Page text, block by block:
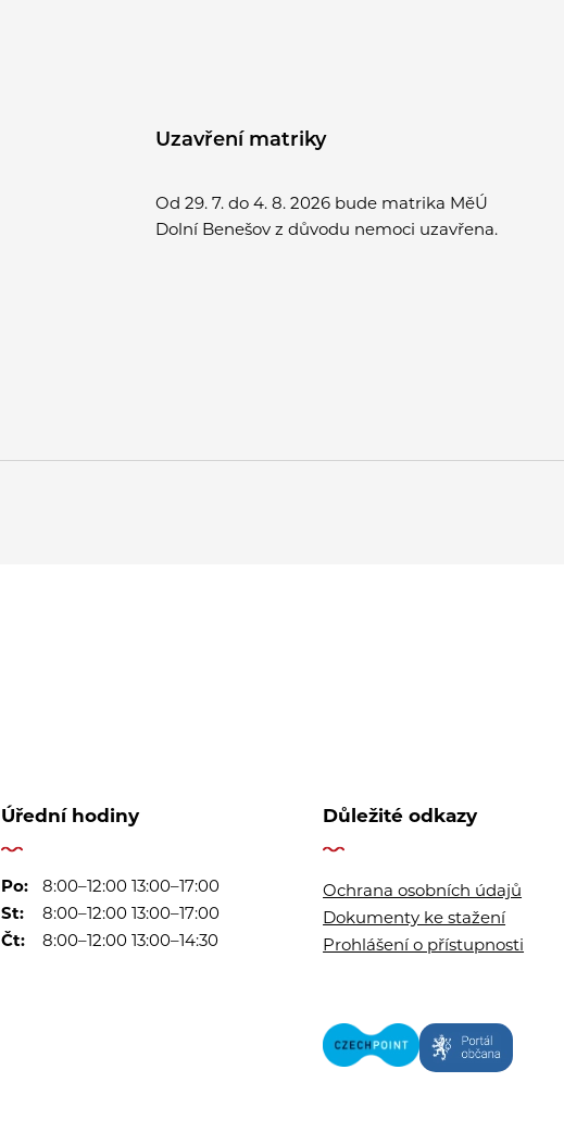
Uzavření matriky
Od 29. 7. do 4. 8. 2026 bude matrika MěÚ
Dolní Benešov z důvodu nemoci uzavřena.
Úřední hodiny
Po:
8:00–12:00 13:00–17:00
St:
8:00–12:00 13:00–17:00
Čt:
8:00–12:00 13:00–14:30
Důležité odkazy
Ochrana osobních údajů
Dokumenty ke stažení
Prohlášení o přístupnosti